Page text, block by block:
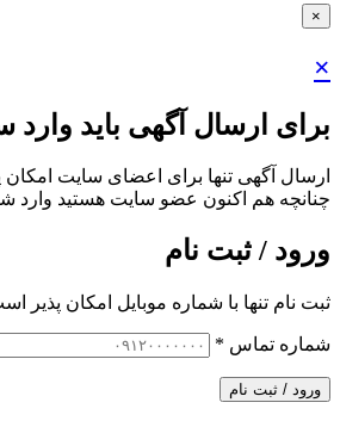
×
×
برای ارسال آگهی باید
ارسال آگهی تنها برای اعضای سایت امکان
چنانچه هم‌ اکنون عضو سایت هستید وارد
ورود / ثبت نام
ثبت نام تنها با شماره موبایل امکان پذیر
شماره تماس *
ورود / ثبت نام